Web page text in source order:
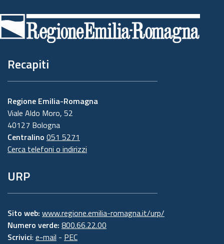
di
pagina
Recapiti
Regione Emilia-Romagna
Viale Aldo Moro, 52
40127 Bologna
Centralino 051 5271
Cerca telefoni o indirizzi
URP
Sito web: www.regione.emilia-romagna.it/urp/
Numero verde: 800.66.22.00
Scrivici: e-mail - PEC